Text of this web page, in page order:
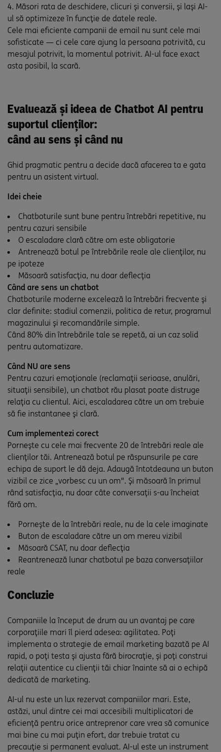
Măsori rata de deschidere, clicuri și conversii, și lași AI-
ul să optimizeze în funcție de datele reale.
Cele mai eficiente campanii de email nu sunt cele mai
sofisticate — ci cele care ajung la persoana potrivită, cu
mesajul potrivit, la momentul potrivit. AI-ul face exact
asta posibil, la scară.
Evaluează și ideea de Chatbot AI pentru
suportul clienților:
când au sens și când nu
Ghid pragmatic pentru a decide dacă afacerea ta e gata
pentru un asistent virtual.
Idei cheie
Chatboturile sunt bune pentru întrebări repetitive, nu
pentru cazuri sensibile
O escaladare clară către om este obligatorie
Antrenează botul pe întrebările reale ale clienților, nu
pe ipoteze
Măsoară satisfacția, nu doar deflecția
Când are sens un chatbot
Chatboturile moderne excelează la întrebări frecvente și
clar definite: stadiul comenzii, politica de retur, programul
magazinului și recomandările simple.
Când 80% din întrebările tale se repetă, ai un caz solid
pentru automatizare.
Când NU are sens
Pentru cazuri emoționale (reclamații serioase, anulări,
situații sensibile), un chatbot rău plasat poate distruge
relația cu clientul. Aici, escaladarea către un om trebuie
să fie instantanee și clară.
Cum implementezi corect
Pornește cu cele mai frecvente 20 de întrebări reale ale
clienților tăi. Antrenează botul pe răspunsurile pe care
echipa de suport le dă deja. Adaugă întotdeauna un buton
vizibil ce zice „vorbesc cu un om". Și măsoară în primul
rând satisfacția, nu doar câte conversații s-au încheiat
fără om.
Pornește de la întrebări reale, nu de la cele imaginate
Buton de escaladare către un om mereu vizibil
Măsoară CSAT, nu doar deflecția
Reantrenează lunar chatbotul pe baza conversațiilor
reale
Concluzie
Companiile la început de drum au un avantaj pe care
corporațiile mari îl pierd adesea: agilitatea. Poți
implementa o strategie de email marketing bazată pe AI
rapid, o poți testa și ajusta fără birocrație, și poți construi
relații autentice cu clienții tăi chiar înainte să ai o echipă
dedicată de marketing.
AI-ul nu este un lux rezervat companiilor mari. Este,
astăzi, unul dintre cei mai accesibili multiplicatori de
eficiență pentru orice antreprenor care vrea să comunice
mai bine cu mai puțin efort, dar trebuie tratat cu
precauție si permanent evaluat. AI-ul este un instrument